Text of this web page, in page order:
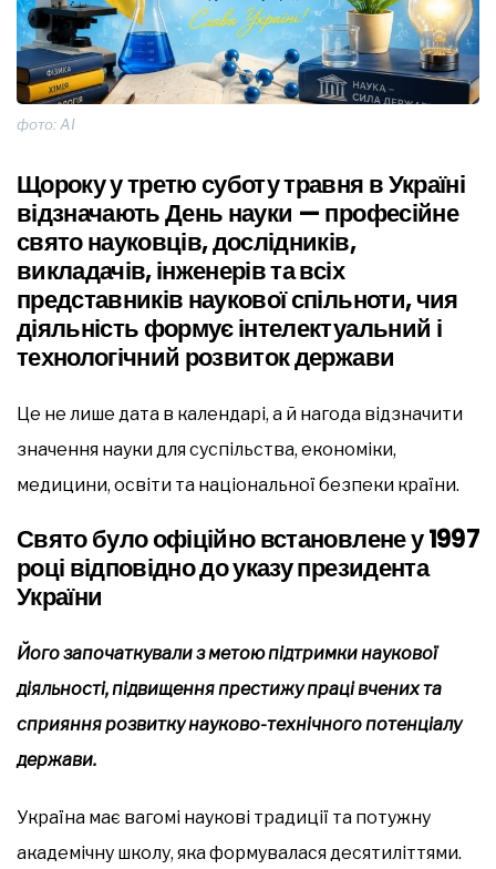
фото: AI
Щороку у третю суботу травня в Україні
відзначають День науки — професійне
свято науковців, дослідників,
викладачів, інженерів та всіх
представників наукової спільноти, чия
діяльність формує інтелектуальний і
технологічний розвиток держави
Це не лише дата в календарі, а й нагода відзначити
значення науки для суспільства, економіки,
медицини, освіти та національної безпеки країни.
Свято було офіційно встановлене у 1997
році відповідно до указу президента
України
Його започаткували з метою підтримки наукової
діяльності, підвищення престижу праці вчених та
сприяння розвитку науково-технічного потенціалу
держави.
Україна має вагомі наукові традиції та потужну
академічну школу, яка формувалася десятиліттями.